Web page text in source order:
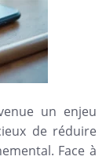
un enjeu
de réduire
Face à